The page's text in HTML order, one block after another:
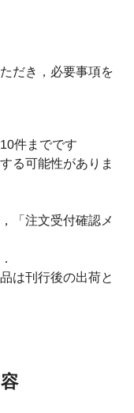
だき，必要事項を
件までです
る可能性がありま
「注文受付確認メ
は刊行後の出荷と